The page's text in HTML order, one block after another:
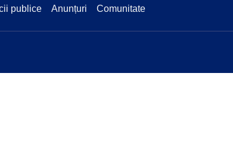
publice Anunțuri Comunitate